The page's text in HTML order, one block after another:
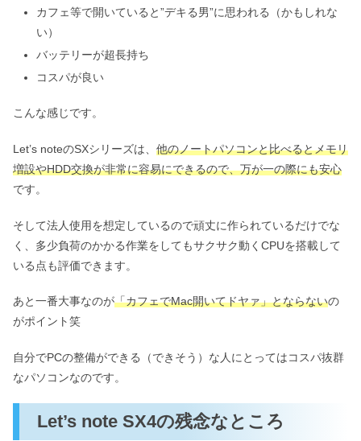
カフェ等で開いていると”デキる男”に思われる（かもしれな
い）
バッテリーが超長持ち
コスパが良い
こんな感じです。
Let’s noteのSXシリーズは、 他のノートパソコンと比べるとメモリ
増設やHDD交換が非常に容易にできるので、万が一の際にも安心
です。
そして法人使用を想定しているので頑丈に作られているだけでな
く、多少負荷のかかる作業をしてもサクサク動くCPUを搭載して
いる点も評価できます。
あと一番大事なのが「カフェでMac開いてドヤァ」とならないの
がポイント笑
自分でPCの整備ができる（できそう）な人にとってはコスパ抜群
なパソコンなのです。
Let’s note SX4の残念なところ